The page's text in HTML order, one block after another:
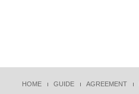
HOME GUIDE AGREEMENT